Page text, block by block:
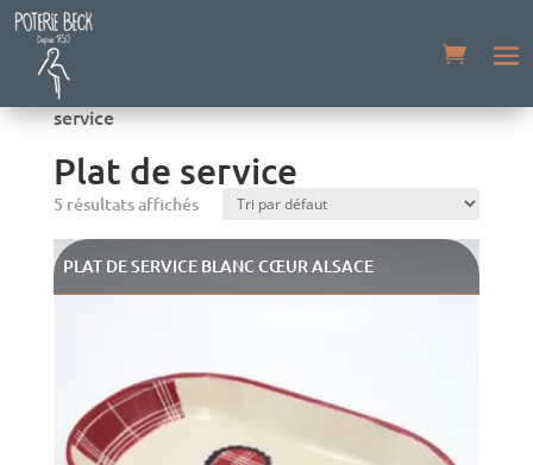
Accueil
service
Plat de service
5 résultats affichés
PLAT DE SERVICE BLANC CŒUR ALSACE